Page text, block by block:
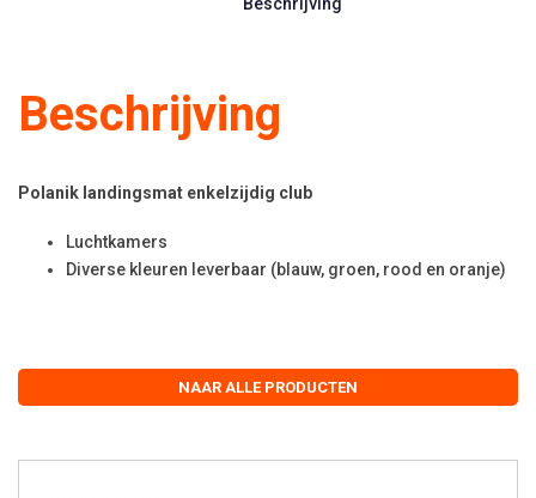
NAAR ALLE PRODUCTEN
Beschrijving
Polanik landingsmat enkelzijdig club
Luchtkamers
Diverse kleuren leverbaar (blauw, groen, rood en oranje)